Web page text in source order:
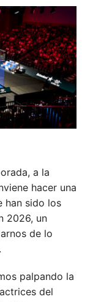
a la
hacer una
han sido los
2026, un
de lo
palpando la
del